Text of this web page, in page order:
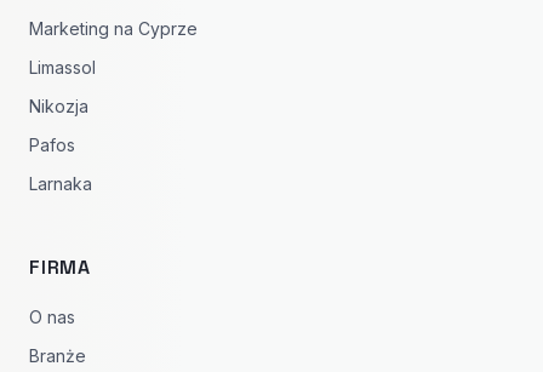
Marketing na Cyprze
Limassol
Nikozja
Pafos
Larnaka
FIRMA
O nas
Branże